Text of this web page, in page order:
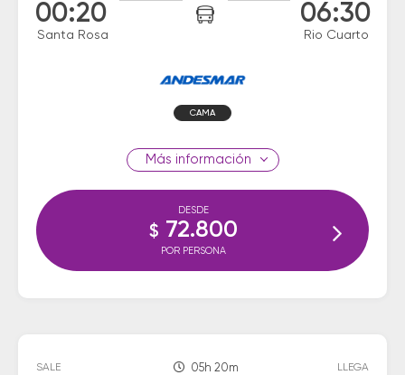
00:20
Santa Rosa
06:30
Rio Cuarto
CAMA
información
DESDE
$ 72.800
POR PERSONA
SALE 05h 20m LLEGA